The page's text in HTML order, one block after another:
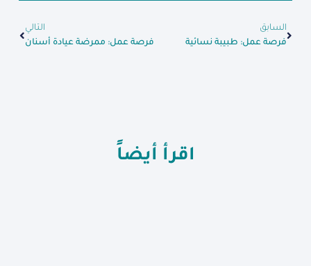
السابق
فرصة عمل: طبيبة نسائية
التالي
فرصة عمل: ممرضة عيادة أسنان
اقرأ أيضاً